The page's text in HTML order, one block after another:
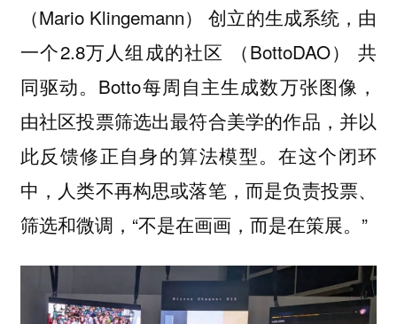
（Mario Klingemann） 创立的生成系统，由
一个2.8万人组成的社区 （BottoDAO） 共
同驱动。Botto每周自主生成数万张图像，
由社区投票筛选出最符合美学的作品，并以
此反馈修正自身的算法模型。在这个闭环
中，人类不再构思或落笔，而是负责投票、
筛选和微调，“不是在画画，而是在策展。”